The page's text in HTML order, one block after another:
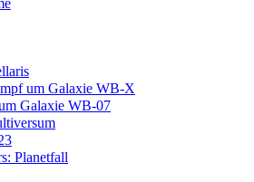
um Galaxie WB-X
Galaxie WB-07
Planetfall